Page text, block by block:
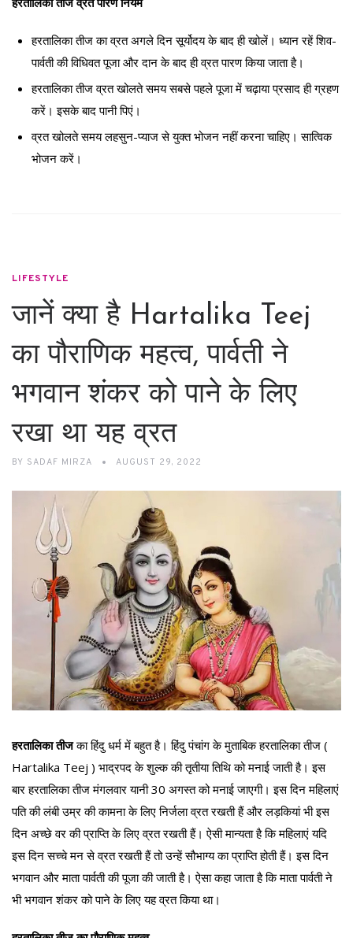
हरतालिका तीज का व्रत अगले दिन सूर्योदय के बाद ही खोलें। ध्यान रहें शिव-
पार्वती की विधिवत पूजा और दान के बाद ही व्रत पारण किया जाता है।
हरतालिका तीज व्रत खोलते समय सबसे पहले पूजा में चढ़ाया प्रसाद ही ग्रहण
करें। इसके बाद पानी पिएं।
व्रत खोलते समय लहसुन-प्याज से युक्त भोजन नहीं करना चाहिए। सात्विक
भोजन करें।
LIFESTYLE
जानें क्या है Hartalika Teej
का पौराणिक महत्व, पार्वती ने
भगवान शंकर को पाने के लिए
रखा था यह व्रत
BY SADAF MIRZA AUGUST 29, 2022
हरतालिका तीजका हिंदु धर्म में बहुत है। हिंदु पंचांग के मुताबिक हरतालिका तीज (
Hartalika Teej ) भाद्रपद के शुल्क की तृतीया तिथि को मनाई जाती है। इस
बार हरतालिका तीज मंगलवार यानी 30 अगस्त को मनाई जाएगी। इस दिन महिलाएं
पति की लंबी उम्र की कामना के लिए निर्जला व्रत रखती हैं और लड़कियां भी इस
दिन अच्छे वर की प्राप्ति के लिए व्रत रखती हैं। ऐसी मान्यता है कि महिलाएं यदि
इस दिन सच्चे मन से व्रत रखती हैं तो उन्हें सौभाग्य का प्राप्ति होती हैं। इस दिन
भगवान और माता पार्वती की पूजा की जाती है। ऐसा कहा जाता है कि माता पार्वती ने
भी भगवान शंकर को पाने के लिए यह व्रत किया था।